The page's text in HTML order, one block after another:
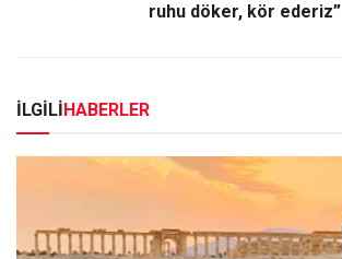
ruhu döker, kör ederiz”
İLGİLİHABERLER